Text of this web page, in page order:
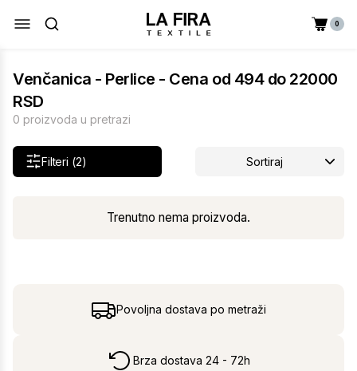
0
Venčanica - Perlice - Cena od 494 do 22000
RSD
0 proizvoda u pretrazi
Filteri (2) Sortiraj
Trenutno nema proizvoda.
Povoljna dostava po metraži
Brza dostava 24 - 72h